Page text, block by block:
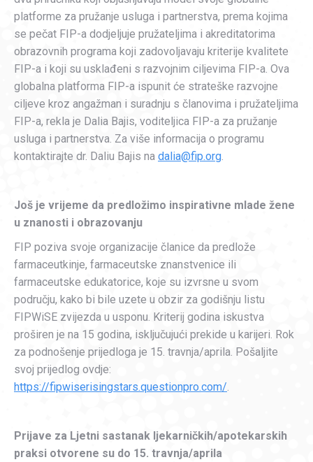
platforme za pružanje usluga i partnerstva, prema kojima
se pečat FIP-a dodjeljuje pružateljima i akreditatorima
obrazovnih programa koji zadovoljavaju kriterije kvalitete
FIP-a i koji su usklađeni s razvojnim ciljevima FIP-a. Ova
globalna platforma FIP-a ispunit će strateške razvojne
ciljeve kroz angažman i suradnju s članovima i pružateljima
FIP-a, rekla je Dalia Bajis, voditeljica FIP-a za pružanje
usluga i partnerstva. Za više informacija o programu
kontaktirajte dr. Daliu Bajis na dalia@fip.org.
Još je vrijeme da predložimo inspirativne mlade žene
u znanosti i obrazovanju
FIP poziva svoje organizacije članice da predlože
farmaceutkinje, farmaceutske znanstvenice ili
farmaceutske edukatorice, koje su izvrsne u svom
području, kako bi bile uzete u obzir za godišnju listu
FIPWiSE zvijezda u usponu. Kriterij godina iskustva
proširen je na 15 godina, isključujući prekide u karijeri. Rok
za podnošenje prijedloga je 15. travnja/aprila. Pošaljite
svoj prijedlog ovdje:
https://fipwiserisingstars.questionpro.com/.
Prijave za Ljetni sastanak ljekarničkih/apotekarskih
praksi otvorene su do 15. travnja/aprila